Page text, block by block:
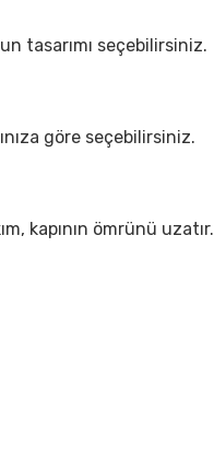
tasarımı seçebilirsiniz.
göre seçebilirsiniz.
kapının ömrünü uzatır.